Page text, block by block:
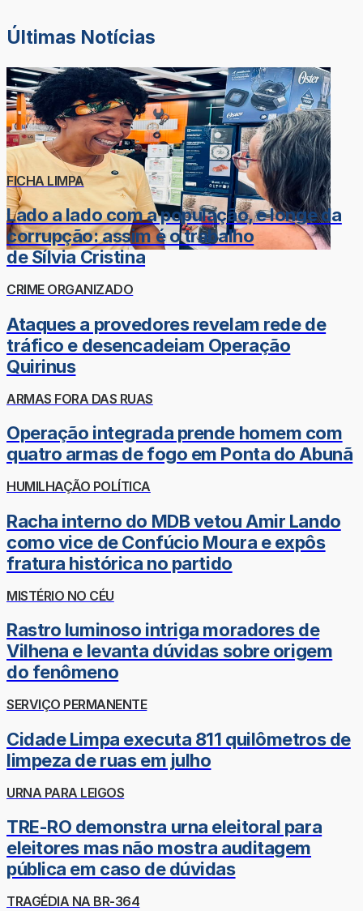
Últimas Notícias
FICHA LIMPA
Lado a lado com a população, e longe da
corrupção: assim é o trabalho
de Sílvia Cristina
CRIME ORGANIZADO
Ataques a provedores revelam rede de
tráfico e desencadeiam Operação
Quirinus
ARMAS FORA DAS RUAS
Operação integrada prende homem com
quatro armas de fogo em Ponta do Abunã
HUMILHAÇÃO POLÍTICA
Racha interno do MDB vetou Amir Lando
como vice de Confúcio Moura e expôs
fratura histórica no partido
MISTÉRIO NO CÉU
Rastro luminoso intriga moradores de
Vilhena e levanta dúvidas sobre origem
do fenômeno
SERVIÇO PERMANENTE
Cidade Limpa executa 811 quilômetros de
limpeza de ruas em julho
URNA PARA LEIGOS
TRE-RO demonstra urna eleitoral para
eleitores mas não mostra auditagem
pública em caso de dúvidas
TRAGÉDIA NA BR-364